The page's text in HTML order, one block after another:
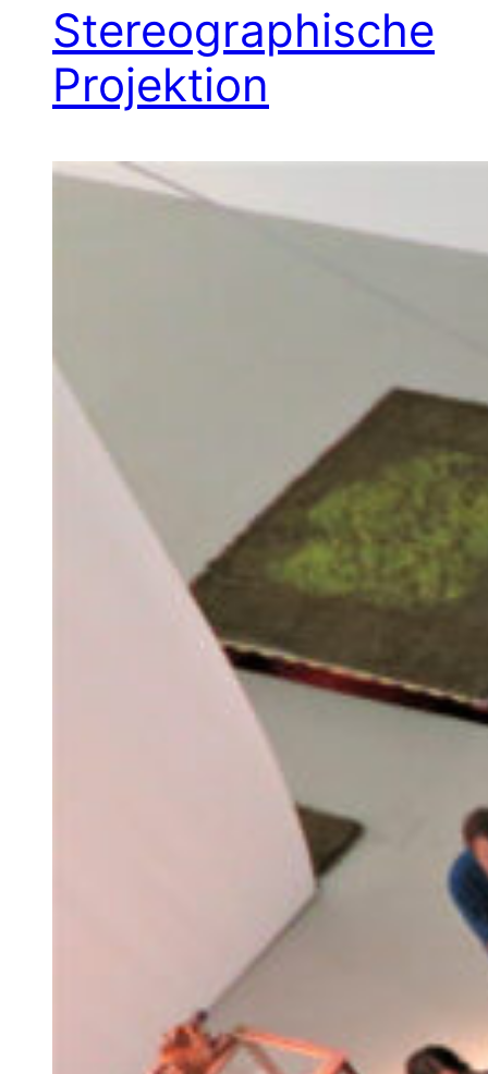
Stereographische
Projektion